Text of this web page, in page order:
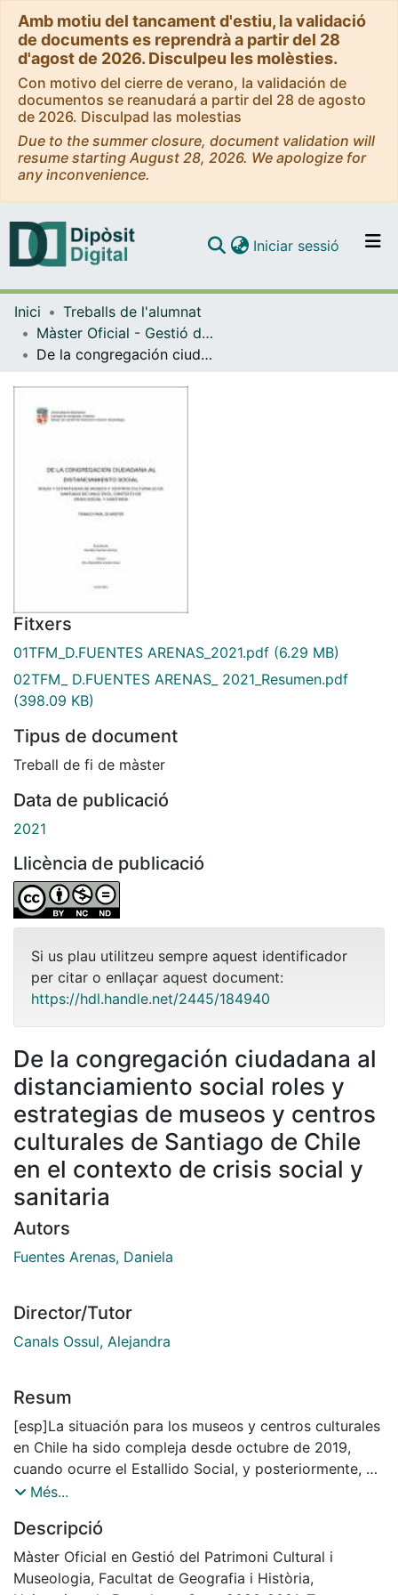
Amb motiu del tancament d'estiu, la validació
de documents es reprendrà a partir del 28
d'agost de 2026. Disculpeu les molèsties.
Con motivo del cierre de verano, la validación de
documentos se reanudará a partir del 28 de agosto
de 2026. Disculpad las molestias
Due to the summer closure, document validation will
resume starting August 28, 2026. We apologize for
any inconvenience.
Navega per tot el DD
Com publicar
Contacte
Iniciar sessió (current)
Inici
Treballs de l'alumnat
Màster Oficial - Gestió del Patrimoni Cultural i Museologia
De la congregación ciudadana al distanciamiento social roles y estrategias de museos y centros culturales de Santiago de Chile en el contexto de crisis social y sanitaria
Fitxers
01TFM_D.FUENTES ARENAS_2021.pdf (6.29 MB)
02TFM_ D.FUENTES ARENAS_ 2021_Resumen.pdf
(398.09 KB)
Tipus de document
Treball de fi de màster
Data de publicació
2021
Llicència de publicació
Si us plau utilitzeu sempre aquest identificador
per citar o enllaçar aquest document:
https://hdl.handle.net/2445/184940
De la congregación ciudadana al
distanciamiento social roles y
estrategias de museos y centros
culturales de Santiago de Chile
en el contexto de crisis social y
sanitaria
Autors
Fuentes Arenas, Daniela
Director/Tutor
Canals Ossul, Alejandra
Resum
[esp]La situación para los museos y centros culturales
en Chile ha sido compleja desde octubre de 2019,
cuando ocurre el Estallido Social, y posteriormente, en
marzo de 2020, se suma la pandemia por coronavirus,
las instituciones culturales dentro de un contexto
social, cultural político y sanitario particular. En
función de lo anterior, las instituciones llevan a cabo
Més...
Descripció
Màster Oficial en Gestió del Patrimoni Cultural i
Museologia, Facultat de Geografia i Història,